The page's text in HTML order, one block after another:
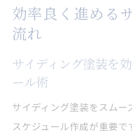
効率良く進める
流れ
サイディング塗装を
ール術
サイディング塗装をスム
スケジュール作成が重要